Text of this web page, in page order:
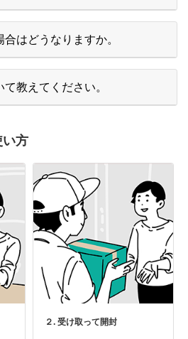
はどうなりますか。
教えてください。
い方
２. 受け取って開封